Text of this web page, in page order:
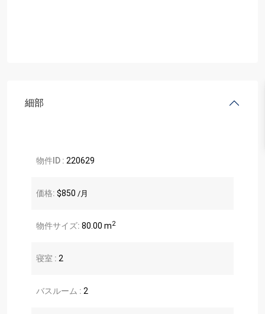
細部
物件ID : 220629
価格: $850 /月
物件サイズ: 80.00 m2
寝室 : 2
バスルーム : 2